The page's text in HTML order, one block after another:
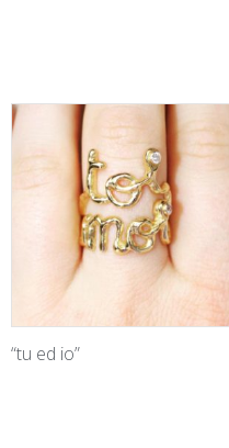
“tu ed io”